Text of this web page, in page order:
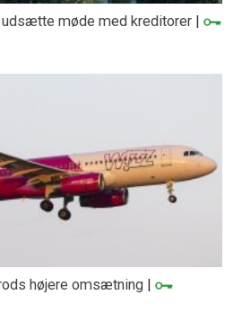
møde med kreditorer |
højere omsætning |